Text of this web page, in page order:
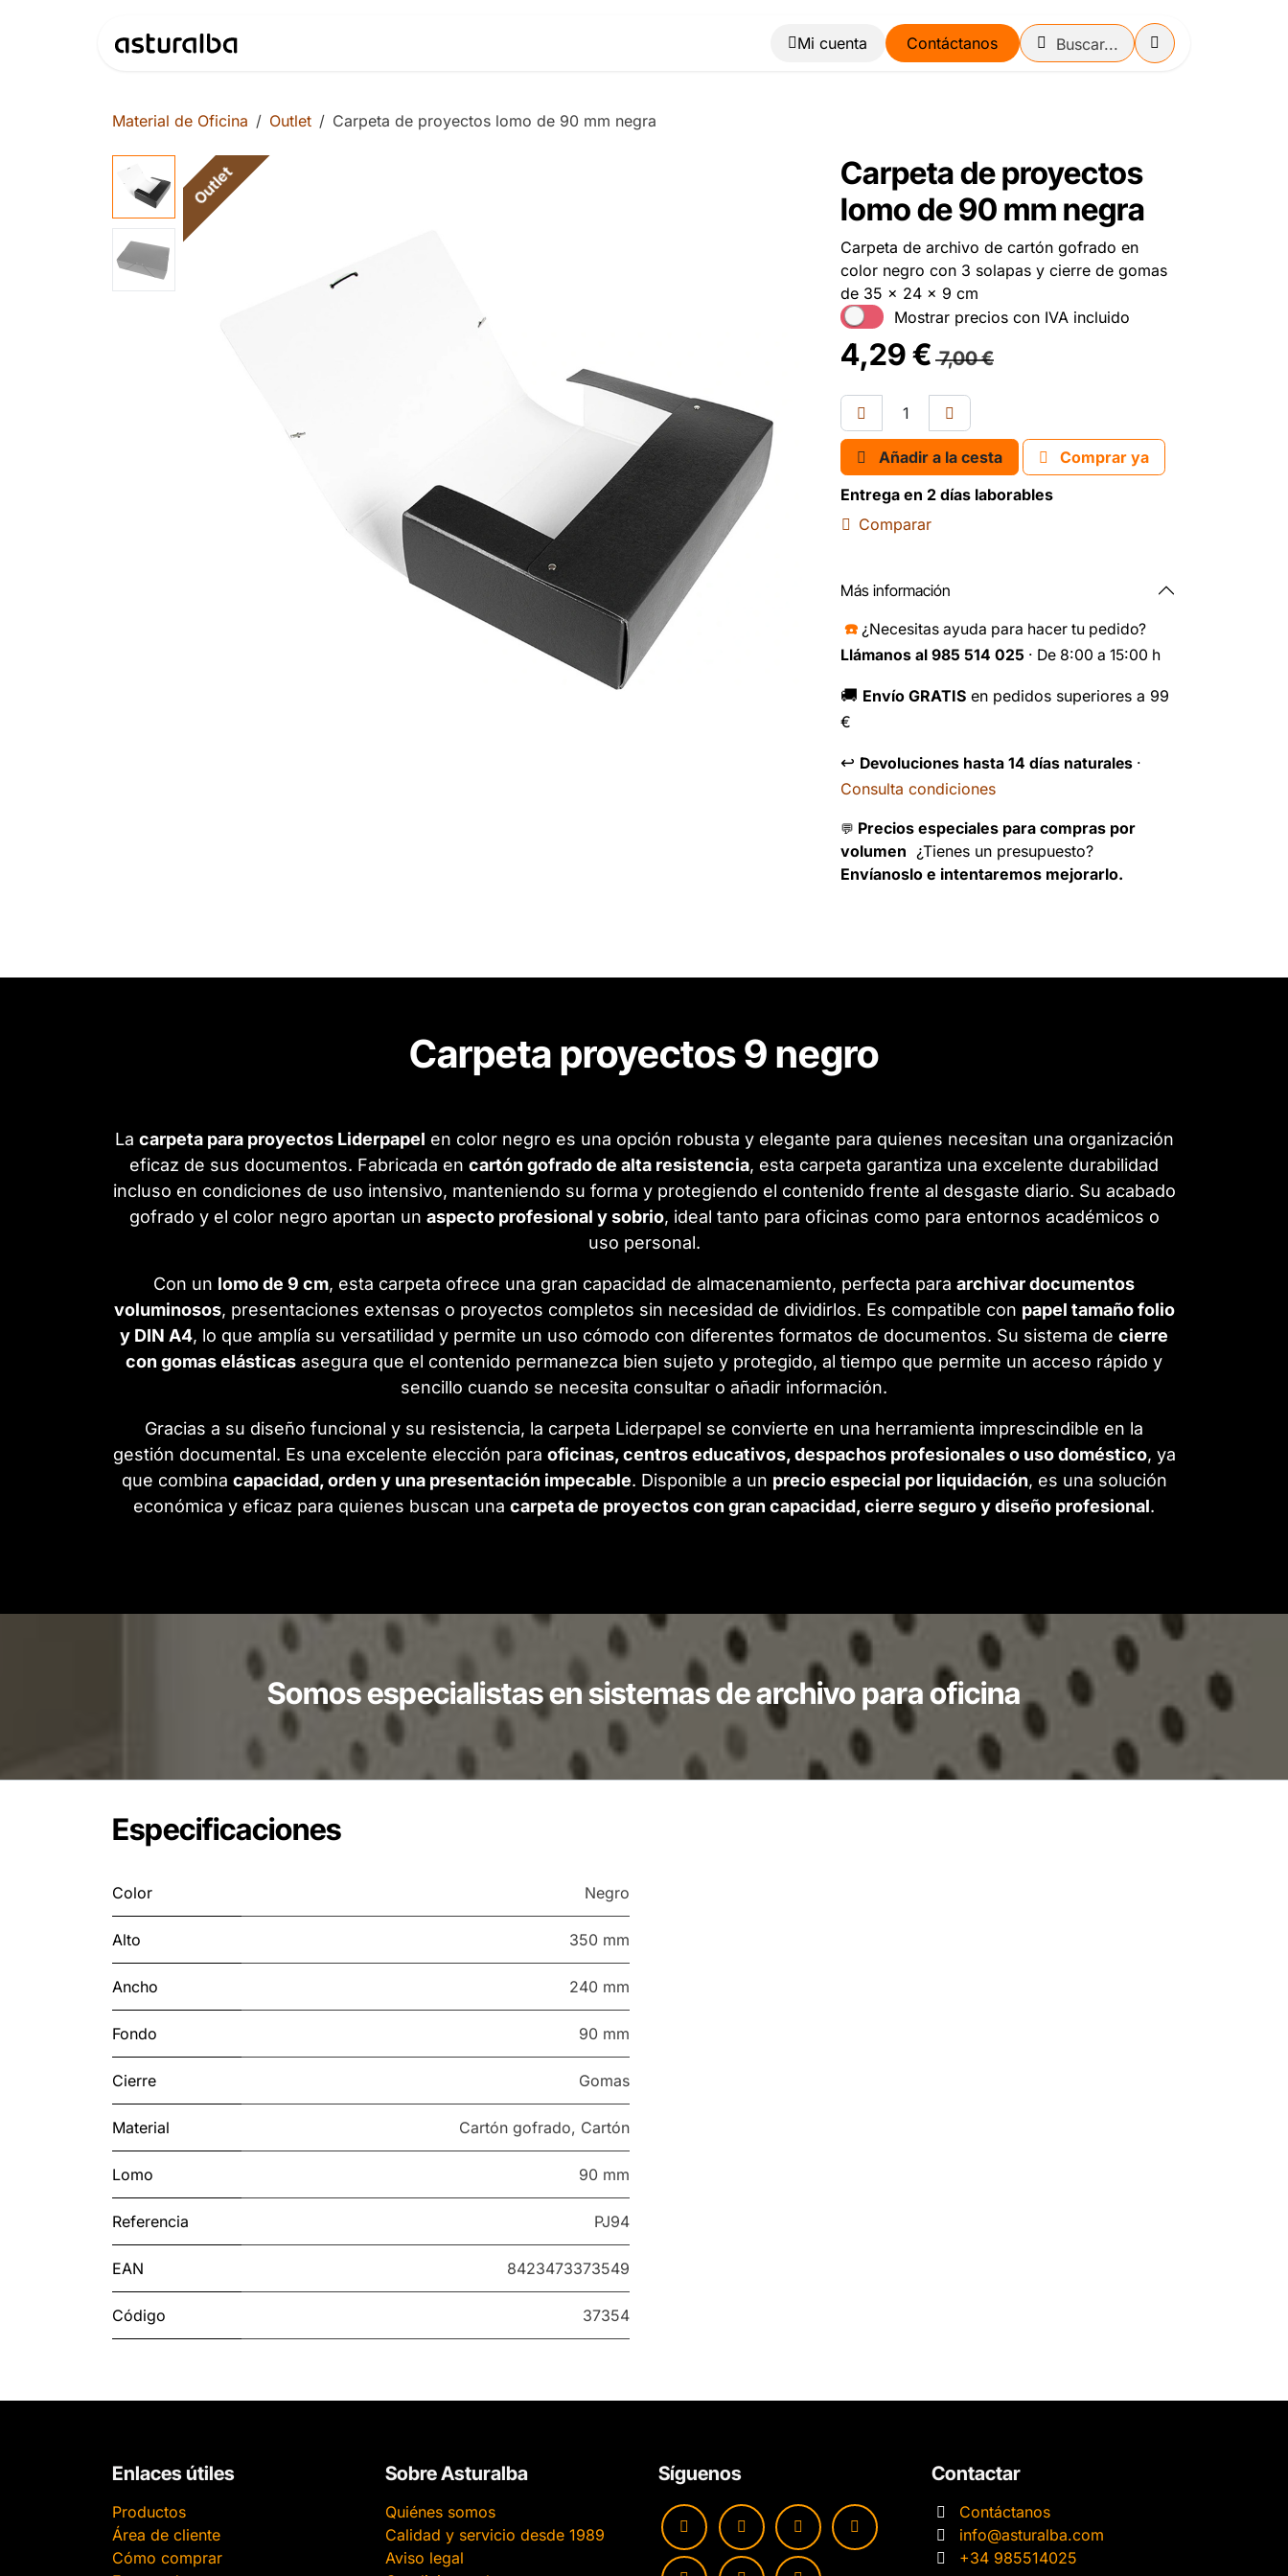
Blog Contáctanos
Material de Oficina Outlet Carpeta de proyectos lomo de 90 mm negra
Outlet
Carpeta de proyectos
lomo de 90 mm negra
Carpeta de archivo de cartón gofrado en
color negro con 3 solapas y cierre de gomas
de 35 x 24 x 9 cm
Mostrar precios con IVA incluido
4,29€ 7,00€
Añadir a la cesta
Comprar ya
Entrega en 2 días laborables
Comparar
Más información
☎️ ¿Necesitas ayuda para hacer tu pedido?
Llámanos al 985 514 025 · De 8:00 a 15:00 h
🚚 Envío GRATIS en pedidos superiores a 99
€
↩️ Devoluciones hasta 14 días naturales ·
Consulta condiciones
💬 Precios especiales para compras por
volumen ¿Tienes un presupuesto?
Envíanoslo e intentaremos mejorarlo.
Carpeta proyectos 9 negro
La carpeta para proyectos Liderpapel en color negro es una opción robusta y elegante para quienes necesitan una organización
eficaz de sus documentos. Fabricada en cartón gofrado de alta resistencia, esta carpeta garantiza una excelente durabilidad
incluso en condiciones de uso intensivo, manteniendo su forma y protegiendo el contenido frente al desgaste diario. Su acabado
gofrado y el color negro aportan un aspecto profesional y sobrio, ideal tanto para oficinas como para entornos académicos o
uso personal.
Con un lomo de 9 cm, esta carpeta ofrece una gran capacidad de almacenamiento, perfecta para archivar documentos
voluminosos, presentaciones extensas o proyectos completos sin necesidad de dividirlos. Es compatible con papel tamaño folio
y DIN A4, lo que amplía su versatilidad y permite un uso cómodo con diferentes formatos de documentos. Su sistema de cierre
con gomas elásticas asegura que el contenido permanezca bien sujeto y protegido, al tiempo que permite un acceso rápido y
sencillo cuando se necesita consultar o añadir información.
Gracias a su diseño funcional y su resistencia, la carpeta Liderpapel se convierte en una herramienta imprescindible en la
gestión documental. Es una excelente elección para oficinas, centros educativos, despachos profesionales o uso doméstico, ya
que combina capacidad, orden y una presentación impecable. Disponible a un precio especial por liquidación, es una solución
económica y eficaz para quienes buscan una carpeta de proyectos con gran capacidad, cierre seguro y diseño profesional.
Somos especialistas en sistemas de archivo para oficina
Especificaciones
Color Negro
Alto 350 mm
Ancho 240 mm
Fondo 90 mm
Cierre Gomas
Material Cartón gofrado, Cartón
Lomo 90 mm
Referencia PJ94
EAN 8423473373549
Código 37354
Enlaces útiles
Productos
Área de cliente
Cómo comprar
Sobre Asturalba
Quiénes somos
Calidad y servicio desde 1989
Aviso legal
Síguenos Contactar
Contáctanos
info@asturalba.com
+34 985514025